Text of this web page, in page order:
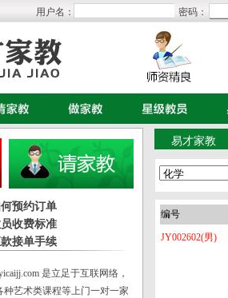
用户名： 密码：
易才家教
预约订单
收费标准
接单手续
是立足于互联网络，
艺术类课程等上门一对一家
编号
JY002602(男)